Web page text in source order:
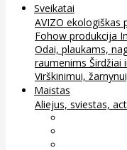
Sveikatai
AVIZO ekologiškas
Fohow produkcija
Odai, plaukams,
raumenims Širdžiai
Virškinimui,
Maistas
Aliejus, sviestas,